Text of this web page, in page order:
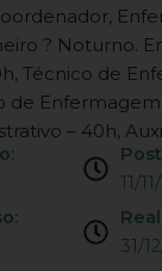
? Noturno.
Técnico de
de
– 40h,
11/
31/